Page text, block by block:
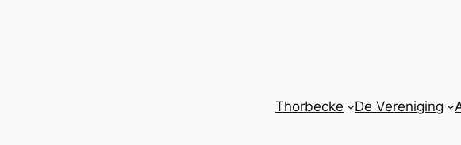
Thorbecke
De Vereniging